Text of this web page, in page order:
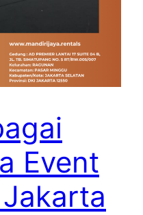
Event